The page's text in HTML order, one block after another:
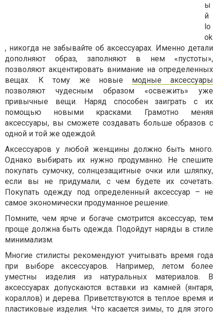
ы
й
lo
ok
, никогда не забывайте об аксессуарах. Именно детали
дополняют образ, заполняют в нем «пустоты»,
позволяют акцентировать внимание на определенных
вещах. К тому же новые модные аксессуары
позволяют чудесным образом «освежить» уже
привычные вещи. Наряд способен заиграть с их
помощью новыми красками. Грамотно меняя
аксессуары, вы сможете создавать больше образов с
одной и той же одеждой.
Аксессуаров у любой женщины должно быть много.
Однако выбирать их нужно продуманно. Не спешите
покупать сумочку, солнцезащитные очки или шляпку,
если вы не придумали, с чем будете их сочетать.
Покупать одежду под определенный аксессуар – не
самое экономически продуманное решение.
Помните, чем ярче и богаче смотрится аксессуар, тем
проще должна быть одежда. Подойдут наряды в стиле
минимализм.
Многие стилисты рекомендуют учитывать время года
при выборе аксессуаров. Например, летом более
уместны изделия из натуральных материалов. В
аксессуарах допускаются вставки из камней (янтаря,
кораллов) и дерева. Приветствуются в теплое время и
пластиковые изделия. Что касается зимы, то для этого